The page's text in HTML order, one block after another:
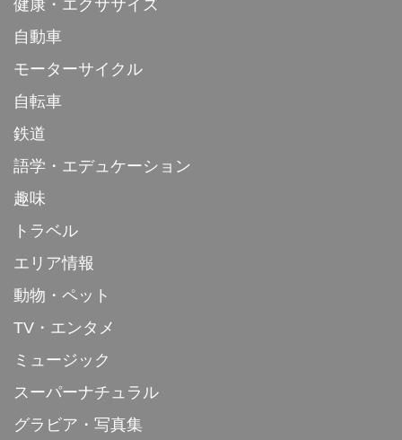
健康・エクササイズ
自動車
モーターサイクル
自転車
鉄道
語学・エデュケーション
趣味
トラベル
エリア情報
動物・ペット
TV・エンタメ
ミュージック
スーパーナチュラル
グラビア・写真集